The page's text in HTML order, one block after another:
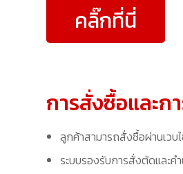
คลิ๊กที่นี่
การสั่งซื้อและก
ลูกค้าสามารถสั่งซื้อผ่านเวบ
ระบบรองรับการสั่งตัดและ